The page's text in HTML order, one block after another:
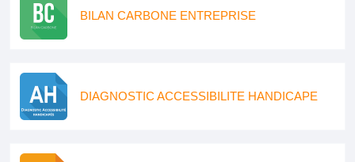
BILAN CARBONE ENTREPRISE
DIAGNOSTIC ACCESSIBILITE HANDICAPE